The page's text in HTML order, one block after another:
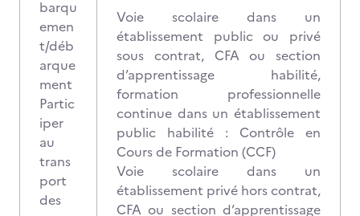
barqu
emen
t/déb
arque
ment
Partic
iper
au
trans
port
des
Voie scolaire dans un
établissement public ou privé
sous contrat, CFA ou section
d’apprentissage habilité,
formation professionnelle
continue dans un établissement
public habilité : Contrôle en
Cours de Formation (CCF)
Voie scolaire dans un
établissement privé hors contrat,
CFA ou section d’apprentissage